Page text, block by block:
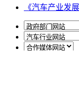
《汽车产业发